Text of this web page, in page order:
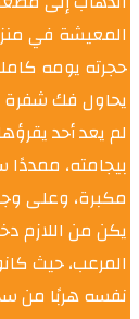
المعيشة في
حجرته يومه
يحاول فك
لم يعد أحد
بيجامته،
مكبرة، وعلى
يكن من اللازم
المرعب، حيث